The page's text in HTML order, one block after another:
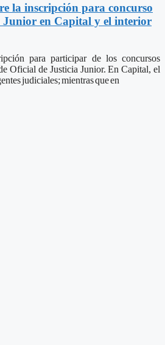
la inscripción para concurso
Junior en Capital y el interior
para participar de los concursos
Oficial de Justicia Junior. En Capital, el
judiciales; mientras que en